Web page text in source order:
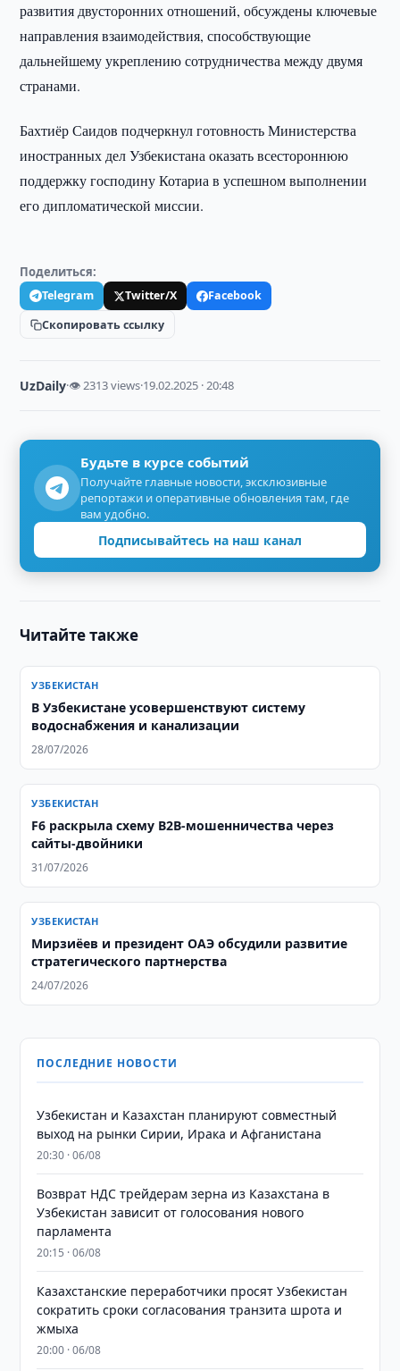
развития двусторонних отношений, обсуждены ключевые
направления взаимодействия, способствующие
дальнейшему укреплению сотрудничества между двумя
странами.
Бахтиёр Саидов подчеркнул готовность Министерства
иностранных дел Узбекистана оказать всестороннюю
поддержку господину Котариа в успешном выполнении
его дипломатической миссии.
Поделиться:
Telegram Twitter/X
Facebook
Скопировать ссылку
UzDaily·👁 2313 views·19.02.2025 · 20:48
Будьте в курсе событий
Получайте главные новости, эксклюзивные
репортажи и оперативные обновления там, где
вам удобно.
Подписывайтесь на наш канал
Читайте также
УЗБЕКИСТАН
В Узбекистане усовершенствуют систему
водоснабжения и канализации
28/07/2026
УЗБЕКИСТАН
F6 раскрыла схему B2B-мошенничества через
сайты-двойники
31/07/2026
УЗБЕКИСТАН
Мирзиёев и президент ОАЭ обсудили развитие
стратегического партнерства
24/07/2026
ПОСЛЕДНИЕ НОВОСТИ
Узбекистан и Казахстан планируют совместный
выход на рынки Сирии, Ирака и Афганистана
20:30 · 06/08
Возврат НДС трейдерам зерна из Казахстана в
Узбекистан зависит от голосования нового
парламента
20:15 · 06/08
Казахстанские переработчики просят Узбекистан
сократить сроки согласования транзита шрота и
жмыха
20:00 · 06/08